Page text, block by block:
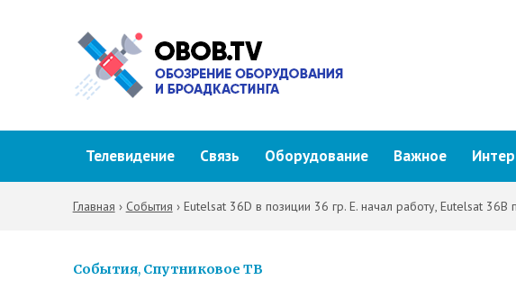
Телевидение Связь Оборудование Важное
Главная › События › Eutelsat 36D в позиции 36 гр. E. начал работу, Eutelsat 36B
События, Спутниковое ТВ